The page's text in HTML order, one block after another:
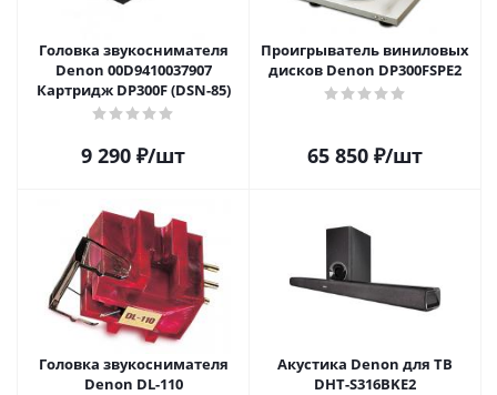
Головка звукоснимателя
Denon 00D9410037907
Картридж DP300F (DSN-85)
9 290 ₽/шт
Проигрыватель виниловых
дисков Denon DP300FSPE2
65 850 ₽/шт
Головка звукоснимателя
Denon DL-110
Акустика Denon для ТВ
DHT-S316BKE2